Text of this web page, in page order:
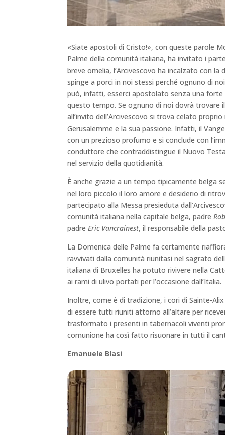
«Siate apostoli di Cristo!», con queste parole
Palme della comunità italiana, ha invitato i
breve omelia, l’Arcivescovo ha incalzato con
spinge a porci in noi stessi perché ognuno di
può, infatti, esserci apostolato senza una
questo tempo. Se ognuno di noi dovrà
all’invito dell’Arcivescovo si trova celato
Gerusalemme e la sua passione. Infatti, il
con un prezioso profumo e si conclude con
conduttore che contraddistingue il Nuovo
nel servizio della quotidianità.
È anche grazie a un tempo tipicamente belga
nel loro piccolo il loro amore e desiderio di
partecipato alla Messa presieduta
comunità italiana nella capitale belga, padre
padreEric Vancrainest, il responsabile della
La Domenica delle Palme fa certamente
ravvivati dalla comunità riunitasi nel sagrato
italiana di Bruxelles ha potuto rivivere nella
ai rami di ulivo portati per l’occasione dall’Italia.
Inoltre, come è di tradizione, i cori di Sainte-
di essere tutti riuniti attorno all’altare per
trasformato i presenti in tabernacoli viventi
comunione ha così fatto risuonare in tutti il
Emanuele Blasi